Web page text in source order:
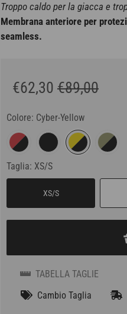
Troppo caldo per la giacca e
Membrana anteriore per
seamless.
€62,30 €89,00
Colore: Cyber-Yellow
Taglia: XS/S
XS/S
TABELLA TAGLIE
Cambio Taglia